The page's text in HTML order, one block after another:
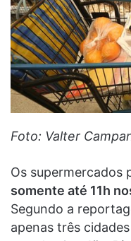
Foto: Valter
Os supermercados
somente até 11h
Segundo a
apenas três